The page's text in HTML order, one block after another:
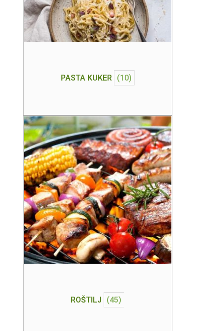
PASTA KUKER (10)
ROŠTILJ (45)